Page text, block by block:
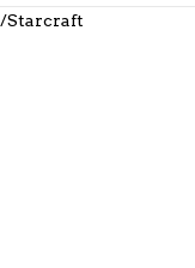
Starcraft